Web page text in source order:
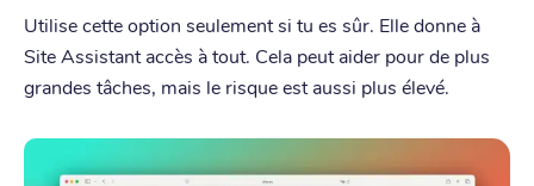
Utilise cette option seulement si tu es sûr. Elle donne à
Site Assistant accès à tout. Cela peut aider pour de plus
grandes tâches, mais le risque est aussi plus élevé.